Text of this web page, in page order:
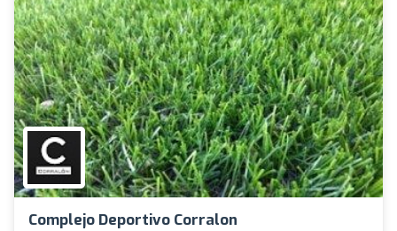
Complejo Deportivo Corralon